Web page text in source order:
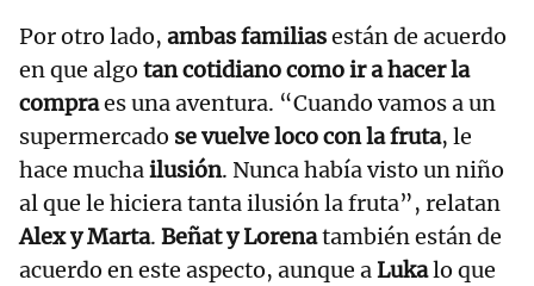
Por otro lado, ambas familiasestán de acuerdo
en que algo tan cotidiano como ir a hacer la
compraes una aventura. “Cuando vamos a un
supermercado se vuelve loco con la fruta, le
hace muchailusión. Nunca había visto un niño
al que le hiciera tanta ilusión la fruta”, relatan
Alex y Marta. Beñat y Lorenatambién están de
acuerdo en este aspecto, aunque aLukalo que